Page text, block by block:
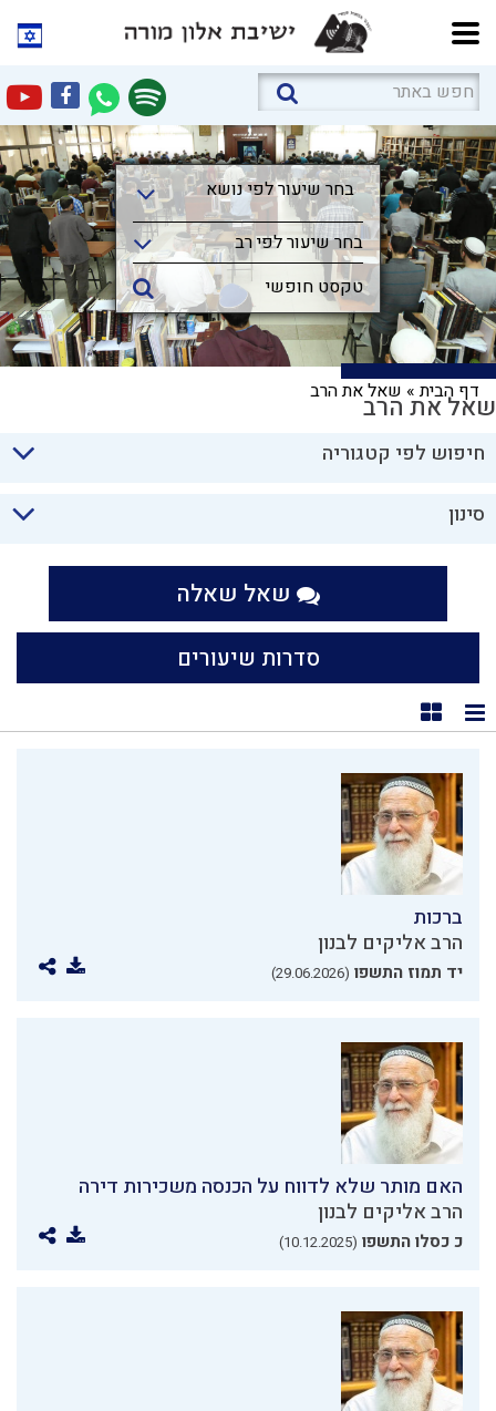
בחר שיעור לפי נושא
בחר שיעור לפי נושא
בחר שיעור לפי רב
דף הבית» שאל את הרבשאל את הרב
חיפוש לפי קטגוריה
סינון
שאל שאלה
סדרות שיעורים
תצוגת רשימה
תצוגת קוביות
ברכות
הרב אליקים לבנון
יד תמוז התשפו (29.06.2026)
האם מותר שלא לדווח על הכנסה משכירות דירה
הרב אליקים לבנון
כ כסלו התשפו (10.12.2025)